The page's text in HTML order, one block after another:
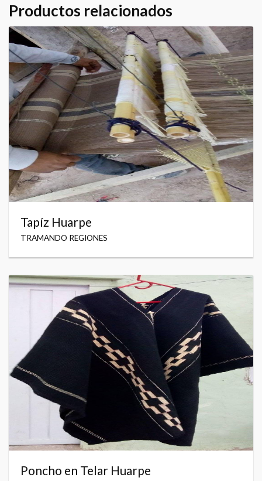
Productos relacionados
Tapíz Huarpe
TRAMANDO REGIONES
Poncho en Telar Huarpe